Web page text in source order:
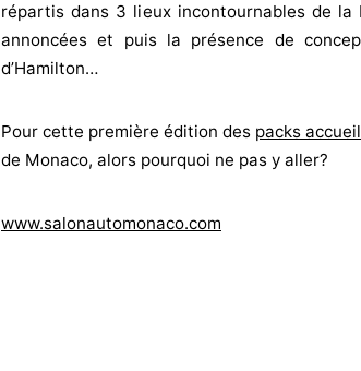
répartis dans 3 lieux incontournables de la
annoncées et puis la présence de
d’Hamilton…
Pour cette première édition des packs
de Monaco, alors pourquoi ne pas y aller?
www.salonautomonaco.com